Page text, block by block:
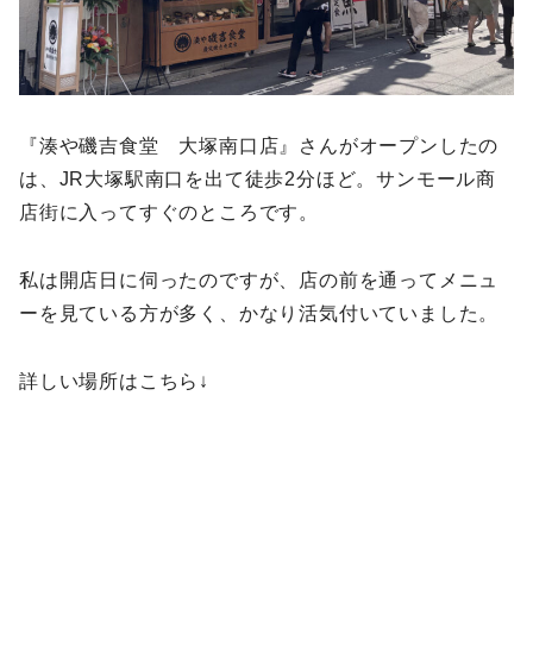
『湊や磯吉食堂 大塚南口店』さんがオープンしたの
は、JR大塚駅南口を出て徒歩2分ほど。サンモール商
店街に入ってすぐのところです。
私は開店日に伺ったのですが、店の前を通ってメニュ
ーを見ている方が多く、かなり活気付いていました。
詳しい場所はこちら↓